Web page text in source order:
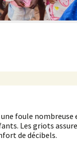
foule nombreuse
Les griots
de décibels.